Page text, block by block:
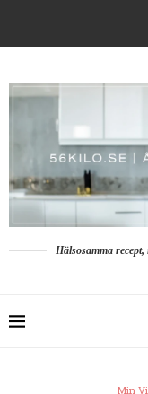
Hälsosamma
Min